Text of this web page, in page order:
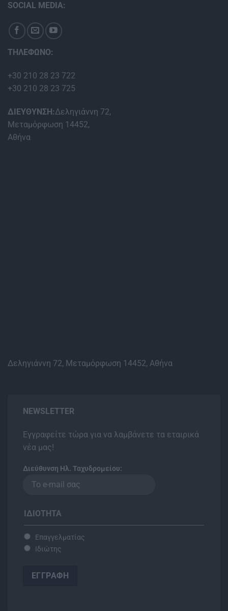
SOCIAL MEDIA:
ΤΗΛΕΦΩΝΟ:
+30 210 28 23 722
+30 210 28 23 725
ΔΙΕΥΘΥΝΣΗ:Δεληγιάννη 72,
Μεταμόρφωση 14452,
Αθήνα
Δεληγιάννη 72, Μεταμόρφωση 14452, Αθήνα
NEWSLETTER
Εγγραφείτε τώρα για να λαμβάνετε τα εταιρικά
νέα μας!
Διεύθυνση Ηλ. Ταχυδρομείου:
ΙΔΙΌΤΗΤΑ
Επαγγελματίας
Ιδιώτης